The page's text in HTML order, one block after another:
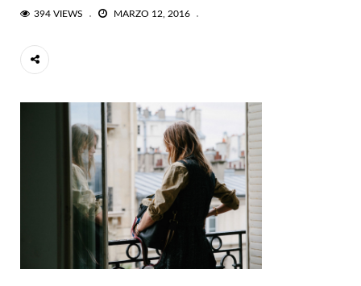
394 VIEWS MARZO 12, 2016